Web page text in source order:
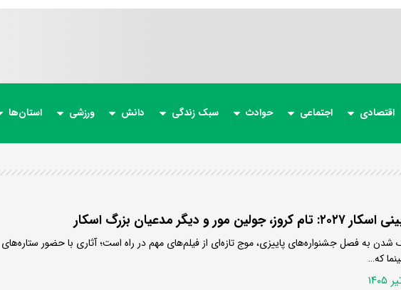
اقتصادی اجتماعی حوادث سبک زندگی دانش ورزشی استان‌ها
جولین مور و دیگر مدعیان بزرگ اسکار
شدن به فصل جشنواره‌های پاییزی، موج تازه‌ای از فیلم‌های مهم در راه است؛ آثاری با حضور ستاره‌های
که…